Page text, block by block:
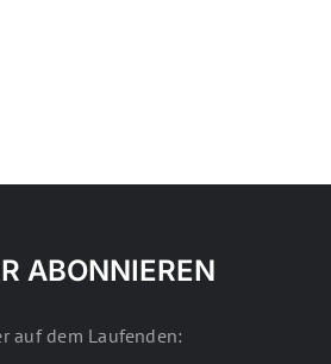
ABONNIEREN
auf dem Laufenden: